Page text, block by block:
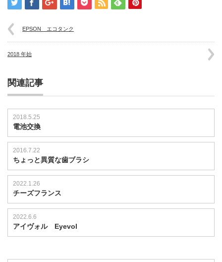
ン
EPSON エコタンク
2018 年始
関連記事
2018.5.25
電池交換
2016.7.22
ちょっと異質な歯ブラシ
2022.1.26
チーズフランス
2022.6.6
アイヴォル Eyevol